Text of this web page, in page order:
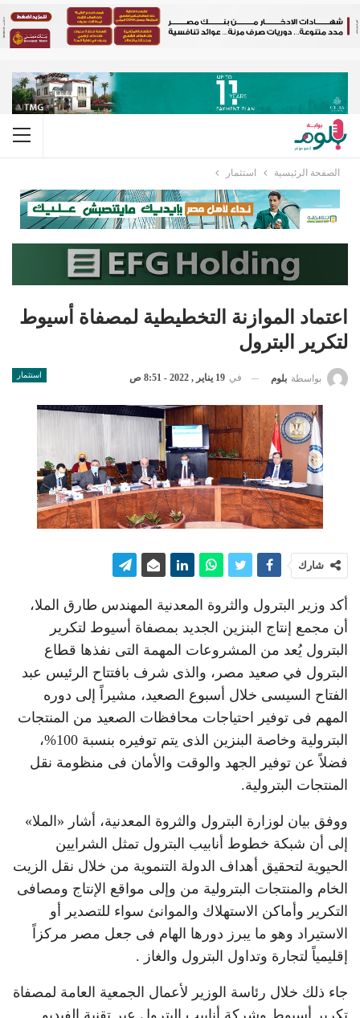
الصفحة الرئيسية استثمار
اعتماد الموازنة التخطيطية لمصفاة أسيوط
لتكرير البترول
استثمار بواسطة بلوم في 19 يناير , 2022 - 8:51 ص
شارك
أكد وزير البترول والثروة المعدنية المهندس طارق الملا،
أن مجمع إنتاج البنزين الجديد بمصفاة أسيوط لتكرير
البترول يُعد من المشروعات المهمة التى نفذها قطاع
البترول في صعيد مصر، والذى شرف بافتتاح الرئيس عبد
الفتاح السيسى خلال أسبوع الصعيد، مشيراً إلى دوره
المهم فى توفير احتياجات محافظات الصعيد من المنتجات
البترولية وخاصة البنزين الذى يتم توفيره بنسبة 100%،
فضلاً عن توفير الجهد والوقت والأمان فى منظومة نقل
المنتجات البترولية.
ووفق بيان لوزارة البترول والثروة المعدنية، أشار «الملا»
إلى أن شبكة خطوط أنابيب البترول تمثل الشرايين
الحيوية لتحقيق أهداف الدولة التنموية من خلال نقل الزيت
الخام والمنتجات البترولية من وإلى مواقع الإنتاج ومصافى
التكرير وأماكن الاستهلاك والموانئ سواء للتصدير أو
الاستيراد وهو ما يبرز دورها الهام فى جعل مصر مركزاً
إقليمياً لتجارة وتداول البترول والغاز .
جاء ذلك خلال رئاسة الوزير لأعمال الجمعية العامة لمصفاة